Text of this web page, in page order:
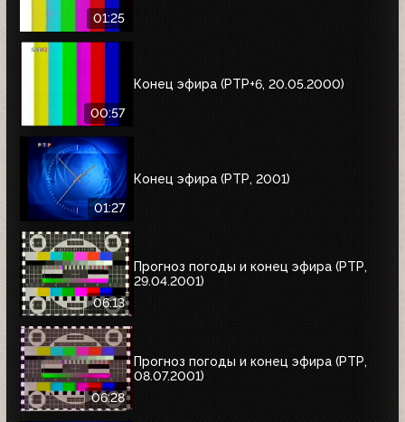
01:25
00:57
Конец эфира (РТР+6, 20.05.2000)
01:27
Конец эфира (РТР, 2001)
06:13
Прогноз погоды и конец эфира (РТР,
29.04.2001)
06:28
Прогноз погоды и конец эфира (РТР,
08.07.2001)